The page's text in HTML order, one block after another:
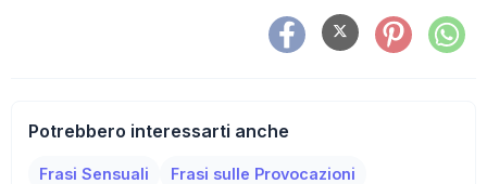
Potrebbero interessarti anche
Frasi Sensuali
Frasi sulle Provocazioni